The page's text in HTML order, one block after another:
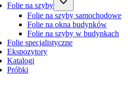
Folie na szyby
Folie na szyby samochodowe
Folie na okna budynków
Folie na szyby w budynkach
Folie specjalistyczne
Ekspozytory
Katalogi
Próbki